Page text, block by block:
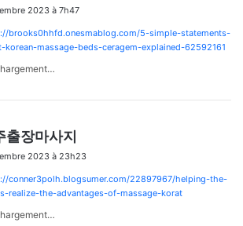
t
:
2023 à 7h47
brooks0hhfd.onesmablog.com/5-simple-statements-
korean-massage-beds-ceragem-explained-62592161
출장마사지
t
:
2023 à 23h23
conner3polh.blogsumer.com/22897967/helping-the-
realize-the-advantages-of-massage-korat